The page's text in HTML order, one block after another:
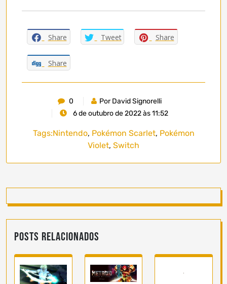
Share Tweet Share
Share
0
Por David Signorelli
6 de outubro de 2022 às 11:52
Tags:Nintendo, Pokémon Scarlet, Pokémon
Violet, Switch
Posts Relacionados